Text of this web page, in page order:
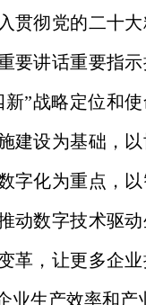
贯彻党的二十
要讲话重要指
”战略定位和
建设为基础，
字化为重点，
动数字技术驱
革，让更多企
业生产效率和产